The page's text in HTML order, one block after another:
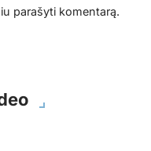
parašyti komentarą.